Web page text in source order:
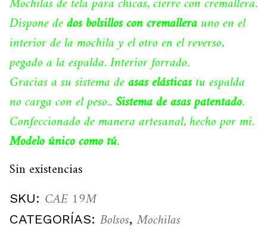
Dispone dedos bolsillos con cremallerauno en el
interior de la mochila y el otro en el reverso,
pegado a la espalda. Interior forrado.
Gracias a su sistema deasas elásticastu espalda
no carga con el peso..Sistema de asas patentado.
Confeccionado de manera artesanal, hecho por mi.
Modelo único como tú.
Sin existencias
SKU: CAE 19M
CATEGORÍAS: Bolsos,Mochilas